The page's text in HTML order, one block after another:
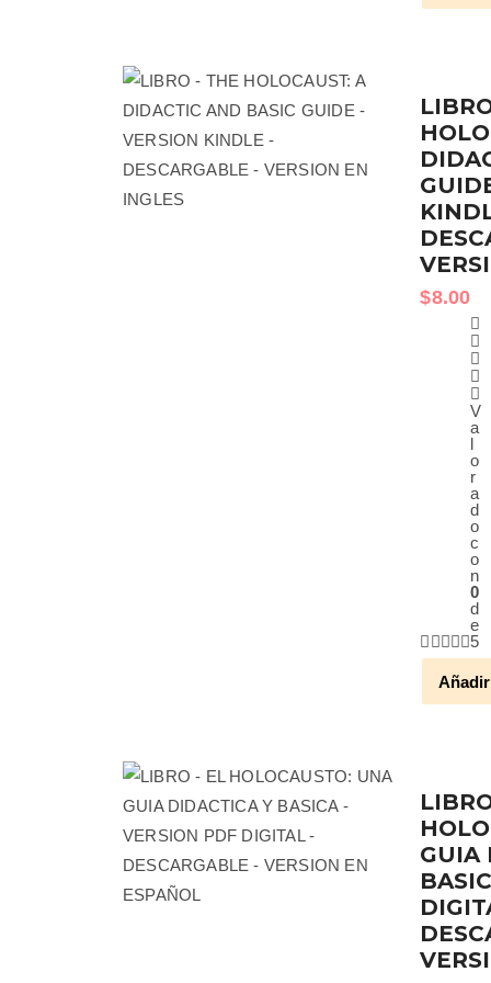
$8.00
V
a
l
o
r
a
d
o
c
o
n
0
d
e
5
GUIA